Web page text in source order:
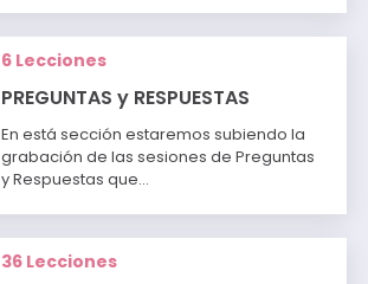
6 Lecciones
PREGUNTAS y RESPUESTAS
En está sección estaremos subiendo la
grabación de las sesiones de Preguntas
y Respuestas que…
36 Lecciones